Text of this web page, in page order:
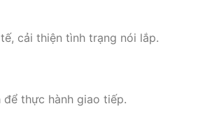
cải thiện tình trạng nói lắp.
thực hành giao tiếp.